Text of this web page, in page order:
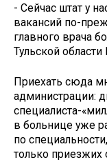
- Сейчас штат у
вакансий по-
главного врача
Тульской
Приехать сюда
администрации:
специалиста-
в больнице уже
по
только приезжих